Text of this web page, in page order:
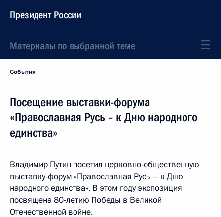
Президент России
Материалы по выбранной теме
События
Посещение выставки-форума
«Православная Русь – к Дню народного
единства»
Владимир Путин посетил церковно-общественную
выставку-форум «Православная Русь – к Дню
народного единства». В этом году экспозиция
посвящена 80-летию Победы в Великой
Отечественной войне.